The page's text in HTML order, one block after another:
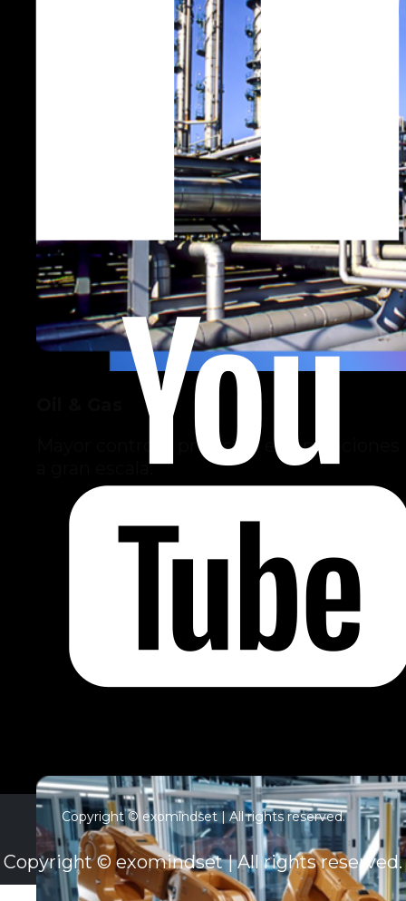
Mayor control y precisión en operaciones
a gran escala.
Copyright © exomindset | All rights reserved.
Copyright © exomindset | All rights reserved.